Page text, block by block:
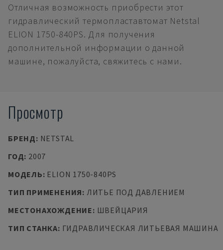
Отличная возможность приобрести этот
гидравлический термопластавтомат Netstal
ELION 1750-840PS. Для получения
дополнительной информации о данной
машине, пожалуйста, свяжитесь с нами.
Просмотр
БРЕНД: NETSTAL
ГОД: 2007
МОДЕЛЬ: ELION 1750-840PS
ТИП ПРИМЕНЕНИЯ: ЛИТЬЕ ПОД ДАВЛЕНИЕМ
МЕСТОНАХОЖДЕНИЕ: ШВЕЙЦАРИЯ
ТИП СТАНКА: ГИДРАВЛИЧЕСКАЯ ЛИТЬЕВАЯ МАШИНА